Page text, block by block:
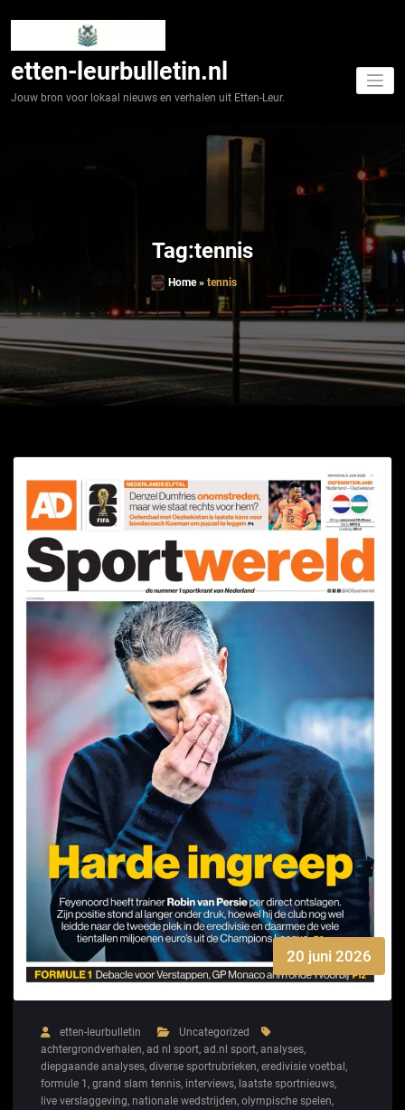
etten-leurbulletin.nl
Jouw bron voor lokaal nieuws en verhalen uit Etten-Leur.
Tag:tennis
Home» tennis
20 juni 2026
etten-leurbulletin
Uncategorized
achtergrondverhalen, ad nl sport, ad.nl sport, analyses,
diepgaande analyses, diverse sportrubrieken, eredivisie voetbal,
formule 1 , grand slam tennis, interviews, laatste sportnieuws,
live verslaggeving, nationale wedstrijden, olympische spelen,